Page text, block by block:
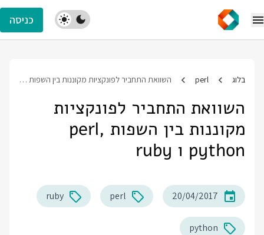
כניסה
בלוג perl השוואת התחביר לפונקציות מקוננות בין השפות perl, python ו ruby
השוואת התחביר לפונקציות
מקוננות בין השפות perl,
python ו ruby
20/04/2017
perl
ruby
python